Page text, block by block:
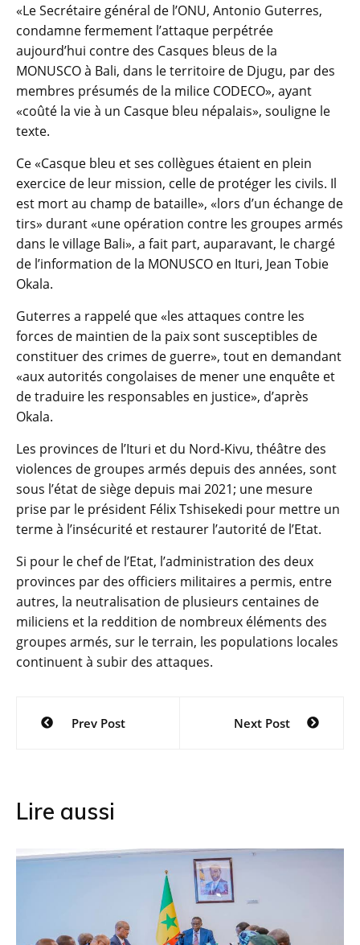
«Le Secrétaire général de l’ONU, Antonio Guterres,
condamne fermement l’attaque perpétrée
aujourd’hui contre des Casques bleus de la
MONUSCO à Bali, dans le territoire de Djugu, par des
membres présumés de la milice CODECO», ayant
«coûté la vie à un Casque bleu népalais», souligne le
texte.
Ce «Casque bleu et ses collègues étaient en plein
exercice de leur mission, celle de protéger les civils. Il
est mort au champ de bataille», «lors d’un échange de
tirs» durant «une opération contre les groupes armés
dans le village Bali», a fait part, auparavant, le chargé
de l’information de la MONUSCO en Ituri, Jean Tobie
Okala.
Guterres a rappelé que «les attaques contre les
forces de maintien de la paix sont susceptibles de
constituer des crimes de guerre», tout en demandant
«aux autorités congolaises de mener une enquête et
de traduire les responsables en justice», d’après
Okala.
Les provinces de l’Ituri et du Nord-Kivu, théâtre des
violences de groupes armés depuis des années, sont
sous l’état de siège depuis mai 2021; une mesure
prise par le président Félix Tshisekedi pour mettre un
terme à l’insécurité et restaurer l’autorité de l’Etat.
Si pour le chef de l’Etat, l’administration des deux
provinces par des officiers militaires a permis, entre
autres, la neutralisation de plusieurs centaines de
miliciens et la reddition de nombreux éléments des
groupes armés, sur le terrain, les populations locales
continuent à subir des attaques.
Navigation
Prev Post Next Post
Lire aussi